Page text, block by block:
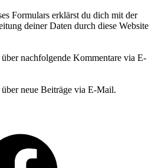
Formulars erklärst du dich mit der
deiner Daten durch diese Website
nachfolgende Kommentare via E-
neue Beiträge via E-Mail.